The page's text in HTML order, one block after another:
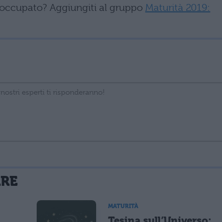
Aggiungiti al gruppo Maturità 2019:
cookie salvi i tuoi dati (nome, email) per il prossimo commento.
MATURITÀ